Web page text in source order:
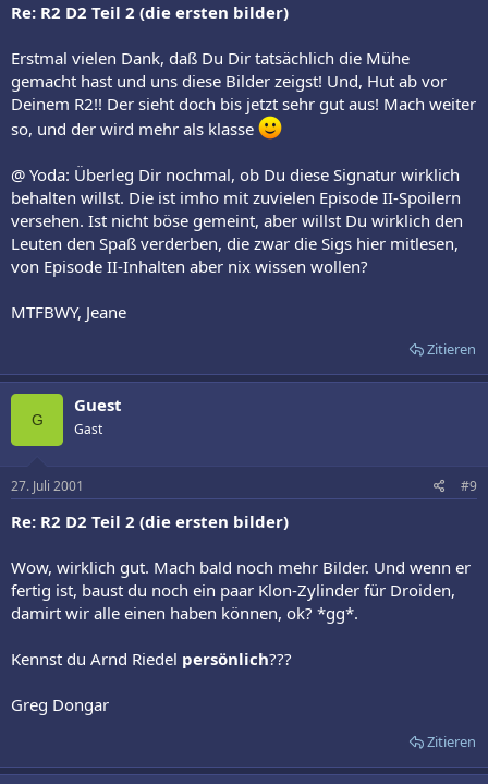
Re: R2 D2 Teil 2 (die ersten bilder)
Erstmal vielen Dank, daß Du Dir tatsächlich die Mühe
gemacht hast und uns diese Bilder zeigst! Und, Hut ab vor
Deinem R2!! Der sieht doch bis jetzt sehr gut aus! Mach weiter
so, und der wird mehr als klasse
@ Yoda: Überleg Dir nochmal, ob Du diese Signatur wirklich
behalten willst. Die ist imho mit zuvielen Episode II-Spoilern
versehen. Ist nicht böse gemeint, aber willst Du wirklich den
Leuten den Spaß verderben, die zwar die Sigs hier mitlesen,
von Episode II-Inhalten aber nix wissen wollen?
MTFBWY, Jeane
Zitieren
G
Guest
Gast
27. Juli 2001 #9
Re: R2 D2 Teil 2 (die ersten bilder)
Wow, wirklich gut. Mach bald noch mehr Bilder. Und wenn er
fertig ist, baust du noch ein paar Klon-Zylinder für Droiden,
damirt wir alle einen haben können, ok? *gg*.
Kennst du Arnd Riedel persönlich???
Greg Dongar
Zitieren